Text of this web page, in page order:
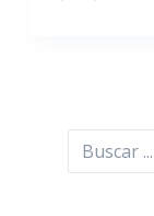
Buscar